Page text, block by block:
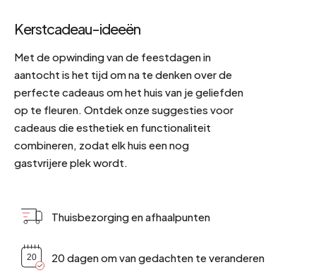
Kerstcadeau-ideeën
Met de opwinding van de feestdagen in
aantocht is het tijd om na te denken over de
perfecte cadeaus om het huis van je geliefden
op te fleuren. Ontdek onze suggesties voor
cadeaus die esthetiek en functionaliteit
combineren, zodat elk huis een nog
gastvrijere plek wordt.
Thuisbezorging en afhaalpunten
20 dagen om van gedachten te veranderen